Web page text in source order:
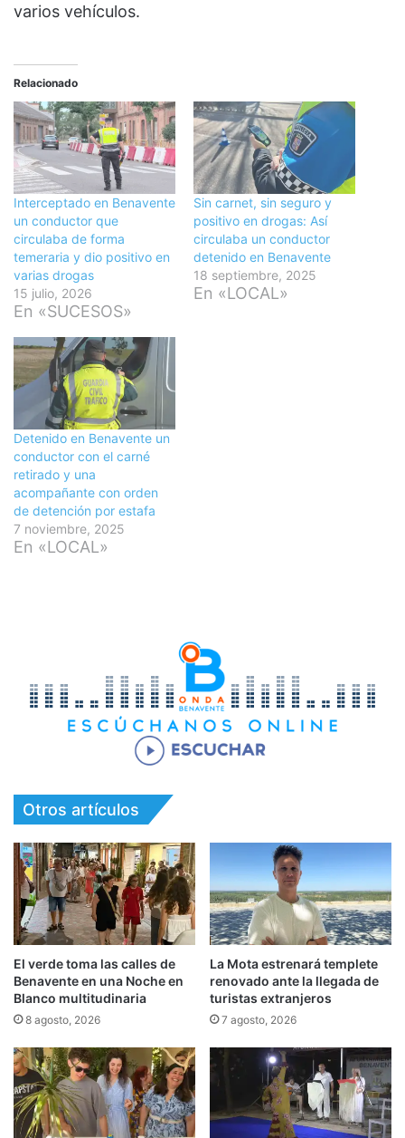
varios vehículos.
Relacionado
Interceptado en Benavente
un conductor que
circulaba de forma
temeraria y dio positivo en
varias drogas
15 julio, 2026
En «SUCESOS»
Sin carnet, sin seguro y
positivo en drogas: Así
circulaba un conductor
detenido en Benavente
18 septiembre, 2025
En «LOCAL»
Detenido en Benavente un
conductor con el carné
retirado y una
acompañante con orden
de detención por estafa
7 noviembre, 2025
En «LOCAL»
Otros artículos
El verde toma las calles de
Benavente en una Noche en
Blanco multitudinaria
8 agosto, 2026
La Mota estrenará templete
renovado ante la llegada de
turistas extranjeros
7 agosto, 2026